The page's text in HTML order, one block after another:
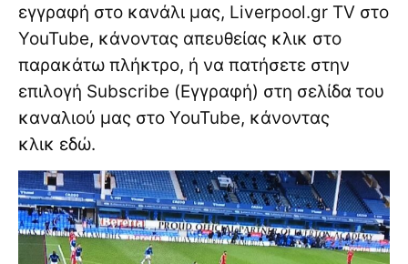
εγγραφή στο κανάλι μας, Liverpool.gr TV στο
YouTube, κάνοντας απευθείας κλικ στο
παρακάτω πλήκτρο, ή να πατήσετε στην
επιλογή Subscribe (Εγγραφή) στη σελίδα του
καναλιού μας στο YouTube, κάνοντας
κλικ εδώ.